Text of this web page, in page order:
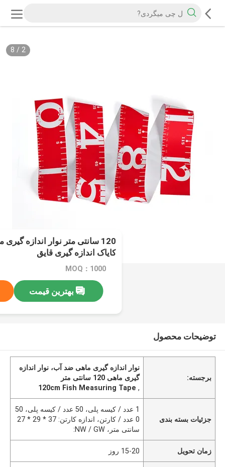
2
/
8
120 سانتی متر نوار اندازه
کایاک اندازه گیری قایق
MOQ：1000
بهترین قیمت
توضیحات محصول
برجسته:
نوار اندازه گیری ماهی ضد آب، نوار اندازه
گیری ماهی 120 سانتی متر
,
120cm Fish Measuring Tape
جزئیات بسته بندی
1 عدد / کیسه پلی، 50 عدد / کیسه پلی، 50
0 عدد / کارتن، اندازه کارتن: 37 * 29 * 27
سانتی متر، NW / GW:
زمان تحویل 15-20 روز